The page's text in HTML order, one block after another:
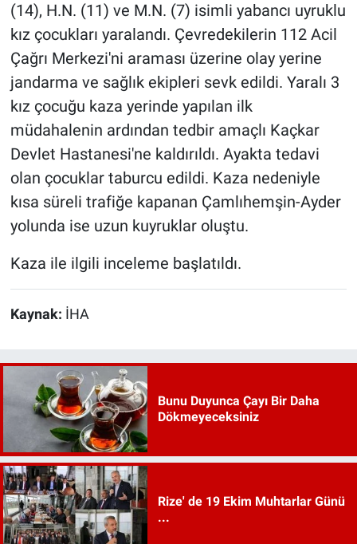
(14), H.N. (11) ve M.N. (7) isimli yabancı uyruklu
kız çocukları yaralandı. Çevredekilerin 112 Acil
Çağrı Merkezi'ni araması üzerine olay yerine
jandarma ve sağlık ekipleri sevk edildi. Yaralı 3
kız çocuğu kaza yerinde yapılan ilk
müdahalenin ardından tedbir amaçlı Kaçkar
Devlet Hastanesi'ne kaldırıldı. Ayakta tedavi
olan çocuklar taburcu edildi. Kaza nedeniyle
kısa süreli trafiğe kapanan Çamlıhemşin-Ayder
yolunda ise uzun kuyruklar oluştu.
Kaza ile ilgili inceleme başlatıldı.
Kaynak: İHA
Bunu Duyunca Çayı Bir Daha
Dökmeyeceksiniz
Rize' de 19 Ekim Muhtarlar Günü
...